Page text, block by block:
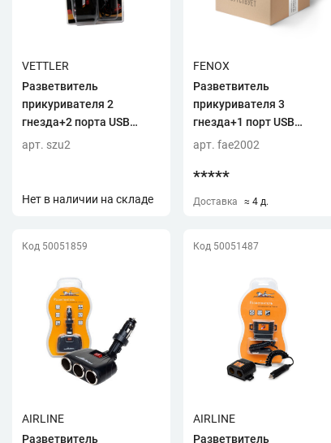
VETTLER
Разветвитель
прикуривателя 2
гнезда+2 порта USB
VETTLER!!!!
арт. szu2
Нет в наличии на складе
FENOX
Разветвитель
прикуривателя 3
гнезда+1 порт USB
(FENOX)
арт. fae2002
*****
Доставка ≈ 4 д.
Код 50051859
AIRLINE
Разветвитель
Код 50051487
AIRLINE
Разветвитель